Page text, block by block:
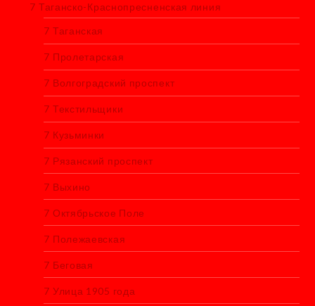
7 Таганско-Краснопресненская линия
7 Таганская
7 Пролетарская
7 Волгоградский проспект
7 Текстильщики
7 Кузьминки
7 Рязанский проспект
7 Выхино
7 Октябрьское Поле
7 Полежаевская
7 Беговая
7 Улица 1905 года